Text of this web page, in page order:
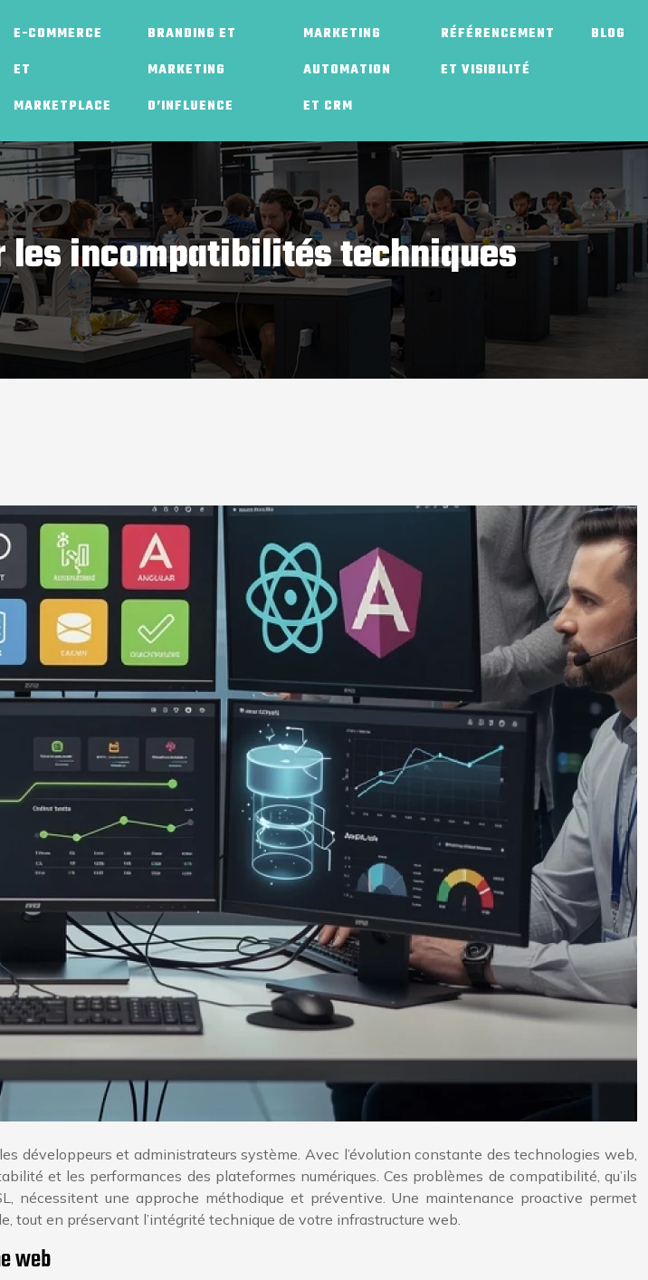
E-COMMERCE
ET
MARKETPLACE
BRANDING ET
MARKETING
D’INFLUENCE
MARKETING
AUTOMATION
ET CRM
RÉFÉRENCEMENT
ET VISIBILITÉ
BLOG
incompatibilités techniques
développeurs et administrateurs système. Avec l’évolution constante des technologies web,
et les performances des plateformes numériques. Ces problèmes de compatibilité, qu’ils
nécessitent une approche méthodique et préventive. Une maintenance proactive permet
tout en préservant l’intégrité technique de votre infrastructure web.
web